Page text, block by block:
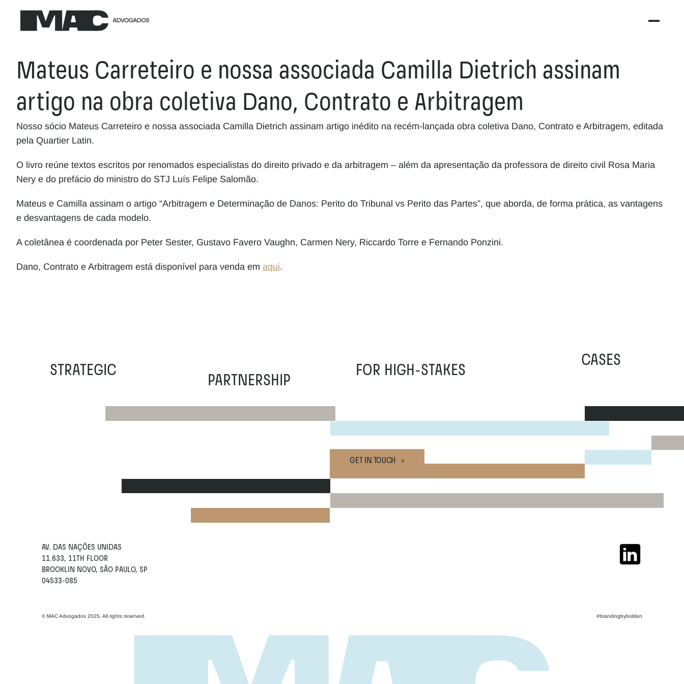
Mateus Carreteiro e nossa associada Camilla Dietrich assinam
artigo na obra coletiva Dano, Contrato e Arbitragem
Nosso sócio Mateus Carreteiro e nossa associada Camilla Dietrich assinam artigo inédito na recém-lançada obra coletiva Dano, Contrato e Arbitragem, editada
pela Quartier Latin.
O livro reúne textos escritos por renomados especialistas do direito privado e da arbitragem – além da apresentação da professora de direito civil Rosa Maria
Nery e do prefácio do ministro do STJ Luís Felipe Salomão.
Mateus e Camilla assinam o artigo “Arbitragem e Determinação de Danos: Perito do Tribunal vs Perito das Partes”, que aborda, de forma prática, as vantagens
e desvantagens de cada modelo.
A coletânea é coordenada por Peter Sester, Gustavo Favero Vaughn, Carmen Nery, Riccardo Torre e Fernando Ponzini.
Dano, Contrato e Arbitragem está disponível para venda em aqui.
STRATEGIC
PARTNERSHIP
FOR HIGH-STAKES
CASES
GET IN TOUCH   >
AV. DAS NAÇÕES UNIDAS
11.633, 11TH FLOOR
BROOKLIN NOVO, SÃO PAULO, SP
04533-085
© MAC Advogados 2025. All rights reserved. #brandingbybolden